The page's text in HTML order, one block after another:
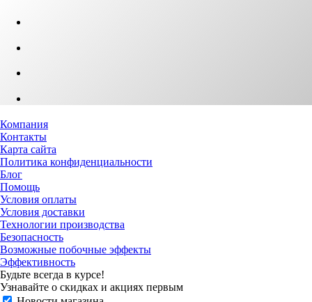
Компания
Контакты
Карта сайта
Политика конфиденциальности
Блог
Помощь
Условия оплаты
Условия доставки
Технологии производства
Безопасность
Возможные побочные эффекты
Эффективность
Будьте всегда в курсе!
Узнавайте о скидках и акциях первым